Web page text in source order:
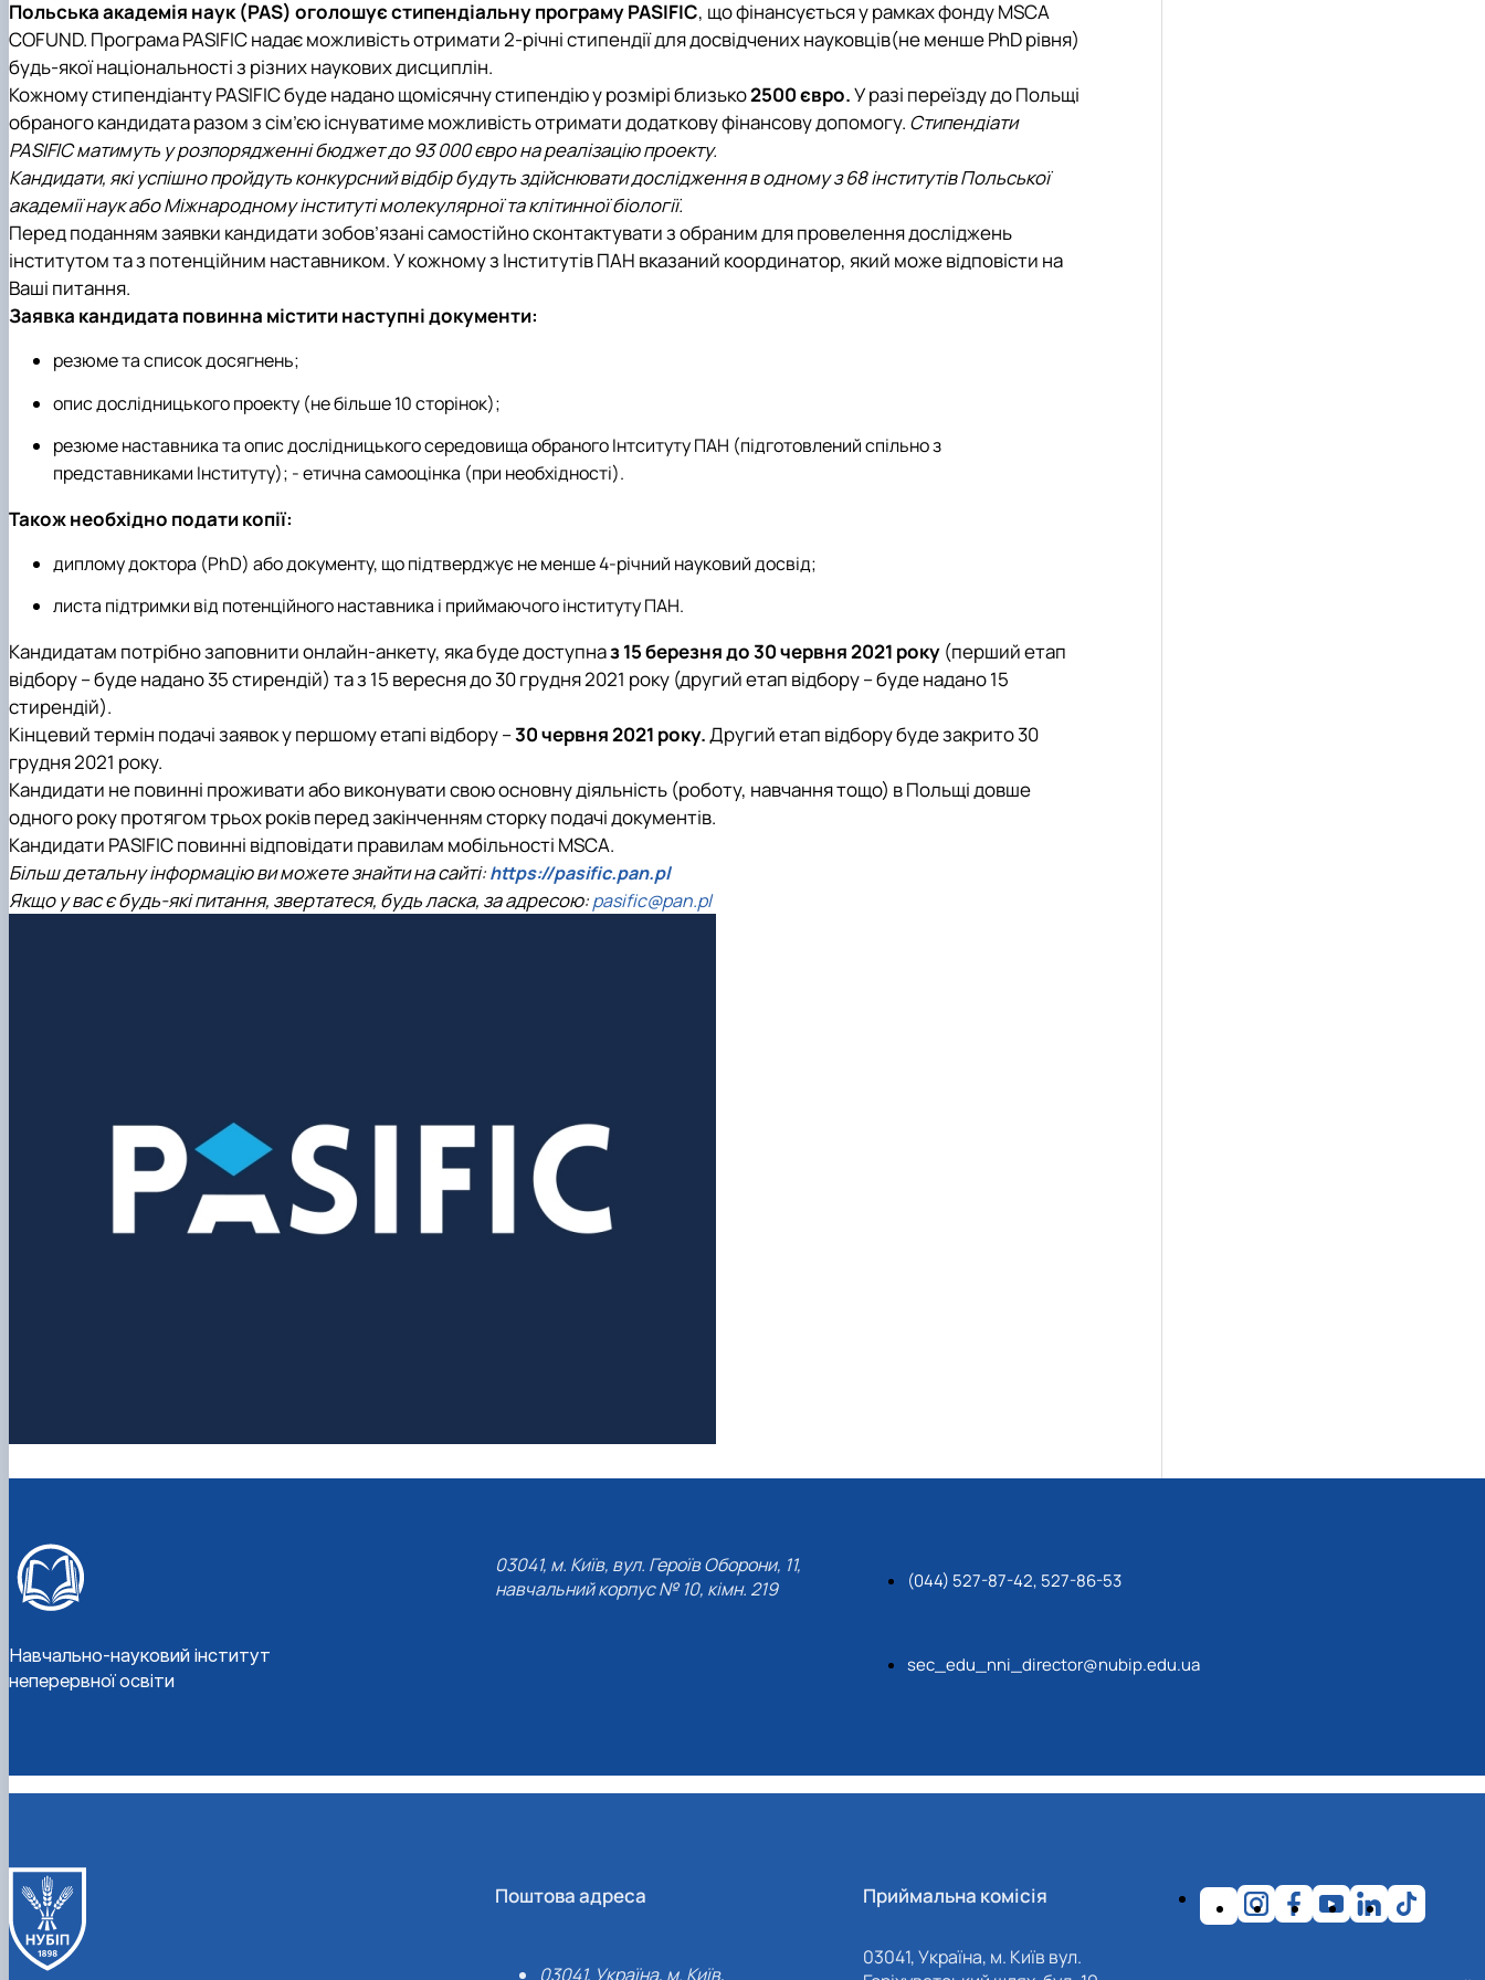
Польська академія наук (PAS) оголошує стипендіальну програму PASIFIC, що фінансується у рамках фонду MSCA
COFUND. Програма PASIFIC надає можливість отримати 2-річні стипендії для досвідчених науковців(не менше PhD рівня)
будь-якої національності з різних наукових дисциплін.
Кожному стипендіанту PASIFIC буде надано щомісячну стипендію у розмірі близько2500 євро.У разі переїзду до Польщі
обраного кандидата разом з сім’єю існуватиме можливість отримати додаткову фінансову допомогу. Стипендіати
PASIFIC матимуть у розпорядженні бюджет до 93 000 євро на реалізацію проекту.
Кандидати, які успішно пройдуть конкурсний відбір будуть здійснювати дослідження в одному з 68 інститутів Польської
академії наук або Міжнародному інституті молекулярної та клітинної біології.
Перед поданням заявки кандидати зобов’язані самостійно сконтактувати з обраним для провелення досліджень
інститутом та з потенційним наставником. У кожному з Інститутів ПАН вказаний координатор, який може відповісти на
Ваші питання.
Заявка кандидата повинна містити наступні документи:
резюме та список досягнень;
опис дослідницького проекту (не більше 10 сторінок);
резюме наставника та опис дослідницького середовища обраного Інтситуту ПАН (підготовлений спільно з
представниками Інституту); - етична самооцінка (при необхідності).
Також необхідно подати копії:
диплому доктора (PhD) або документу, що підтверджує не менше 4-річний науковий досвід;
листа підтримки від потенційного наставника і приймаючого інституту ПАН.
Кандидатам потрібно заповнити онлайн-анкету, яка буде доступназ 15 березня до 30 червня 2021 року (перший етап
відбору – буде надано 35 стирендій) та з 15 вересня до 30 грудня 2021 року (другий етап відбору – буде надано 15
стирендій).
Кінцевий термін подачі заявок у першому етапі відбору –30 червня 2021 року.Другий етап відбору буде закрито 30
грудня 2021 року.
Кандидати не повинні проживати або виконувати свою основну діяльність (роботу, навчання тощо) в Польщі довше
одного року протягом трьох років перед закінченням сторку подачі документів.
Кандидати PASIFIC повинні відповідати правилам мобільності MSCA.
Більш детальну інформацію ви можете знайти на сайті:https://pasific.pan.pl
Якщо у вас є будь-які питання, звертатеся, будь ласка, за адресою:pasific@pan.pl
Навчально-науковий інститут
неперервної освіти
03041, м. Київ, вул. Героїв Оборони, 11,
навчальний корпус № 10, кімн. 219
(044) 527-87-42, 527-86-53
sec_edu_nni_director@nubip.edu.ua
Поштова адреса
03041, Україна, м. Київ,
Приймальна комісія
03041, Україна, м. Київ вул.